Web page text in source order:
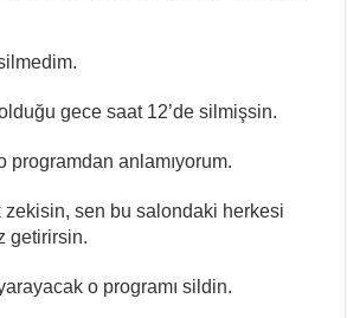
gece saat 12’de silmişsin.
programdan anlamıyorum.
zekisin, sen bu salondaki herkesi
getirirsin.
o programı sildin.